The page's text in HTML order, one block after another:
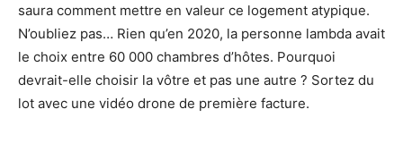
saura comment mettre en valeur ce logement atypique.
N’oubliez pas… Rien qu’en 2020, la personne lambda avait
le choix entre 60 000 chambres d’hôtes. Pourquoi
devrait-elle choisir la vôtre et pas une autre ? Sortez du
lot avec une vidéo drone de première facture.